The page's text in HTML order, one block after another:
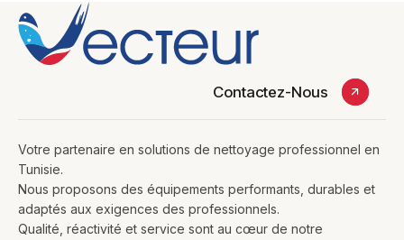
Contactez-Nous
Votre partenaire en solutions de nettoyage professionnel en
Tunisie.
Nous proposons des équipements performants, durables et
adaptés aux exigences des professionnels.
Qualité, réactivité et service sont au cœur de notre